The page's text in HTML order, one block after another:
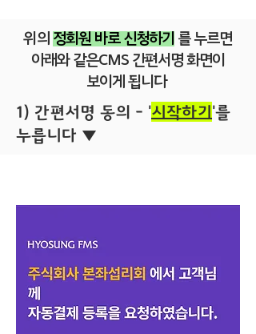
위의 정회원 바로 신청하기 를 누르면
아래와 같은CMS 간편서명 화면이
보이게 됩니다
1) 간편서명 동의 - '시작하기'를
누릅니다 ▼